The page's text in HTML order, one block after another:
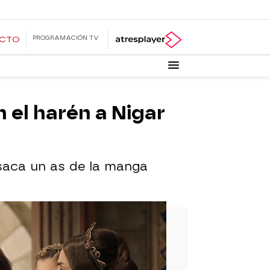
PROGRAMACIÓN TV
el harén a Nigar
un as de la manga